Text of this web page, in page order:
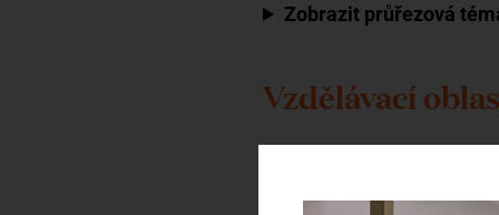
Zobrazit průřezová
Vzdělávací